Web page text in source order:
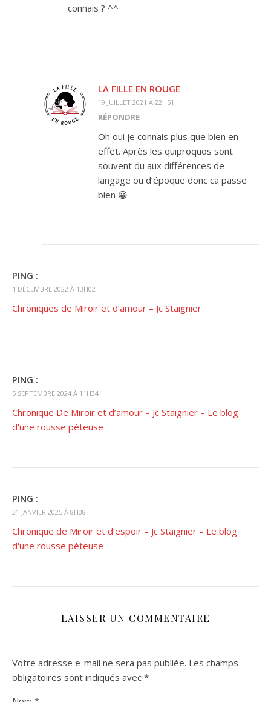
connais ? ^^
LA FILLE EN ROUGE
19 JUILLET 2021 À 22H51
RÉPONDRE
Oh oui je connais plus que bien en
effet. Après les quiproquos sont
souvent du aux différences de
langage ou d’époque donc ca passe
bien 😀
PING :
1 DÉCEMBRE 2022 À 13H02
Chroniques de Miroir et d’amour – Jc Staignier
PING :
5 SEPTEMBRE 2024 À 11H34
Chronique De Miroir et d’amour – Jc Staignier – Le blog
d'une rousse péteuse
PING :
31 JANVIER 2025 À 8H08
Chronique de Miroir et d’espoir – Jc Staignier – Le blog
d'une rousse péteuse
LAISSER UN COMMENTAIRE
Votre adresse e-mail ne sera pas publiée. Les champs
obligatoires sont indiqués avec *